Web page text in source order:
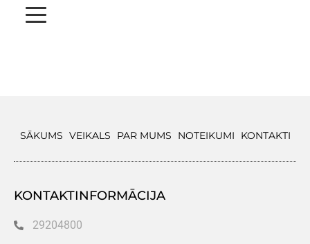
SĀKUMS VEIKALS PAR MUMS NOTEIKUMI KONTAKTI
KONTAKTINFORMĀCIJA
29204800